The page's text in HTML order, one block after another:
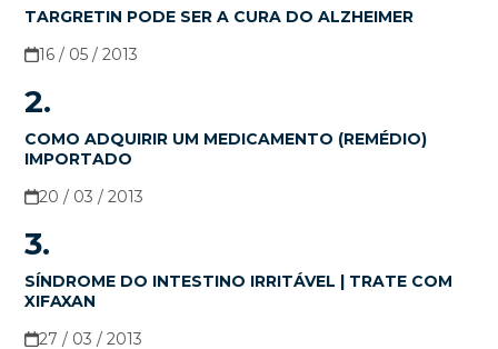
TARGRETIN PODE SER A CURA DO ALZHEIMER
16 / 05 / 2013
2.
COMO ADQUIRIR UM MEDICAMENTO (REMÉDIO)
IMPORTADO
20 / 03 / 2013
3.
SÍNDROME DO INTESTINO IRRITÁVEL | TRATE COM
XIFAXAN
27 / 03 / 2013